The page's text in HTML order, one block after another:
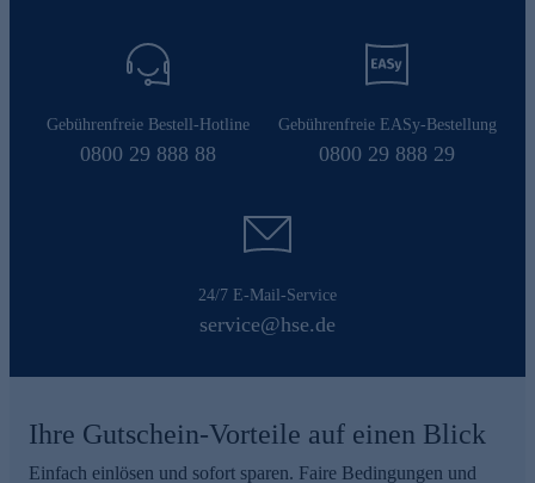
Gebührenfreie Bestell-Hotline
0800 29 888 88
Gebührenfreie EASy-Bestellung
0800 29 888 29
24/7 E-Mail-Service
service@hse.de
Ihre Gutschein-Vorteile auf einen Blick
Einfach einlösen und sofort sparen. Faire Bedingungen und